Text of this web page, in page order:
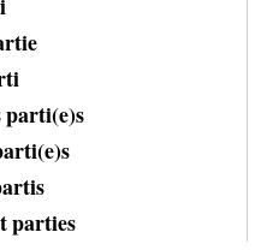
parti(e)s
parties